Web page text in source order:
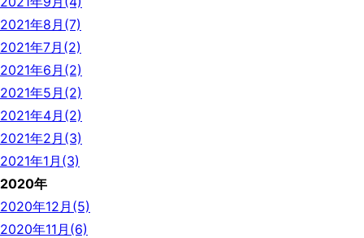
2021年8月(7)
2021年7月(2)
2021年6月(2)
2021年5月(2)
2021年4月(2)
2021年2月(3)
2021年1月(3)
2020年
2020年12月(5)
2020年11月(6)